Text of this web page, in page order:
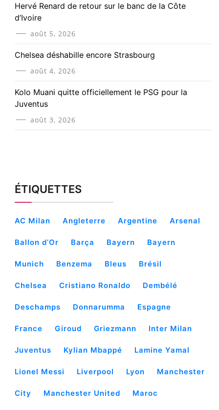
Hervé Renard de retour sur le banc de la Côte
d’Ivoire
août 5, 2026
Chelsea déshabille encore Strasbourg
août 4, 2026
Kolo Muani quitte officiellement le PSG pour la
Juventus
août 3, 2026
ÉTIQUETTES
AC Milan Angleterre Argentine Arsenal
Ballon d’Or Barça Bayern Bayern
Munich Benzema Bleus Brésil
Chelsea Cristiano Ronaldo Dembélé
Deschamps Donnarumma Espagne
France Giroud Griezmann Inter Milan
Juventus Kylian Mbappé Lamine Yamal
Lionel Messi Liverpool Lyon Manchester
City Manchester United Maroc